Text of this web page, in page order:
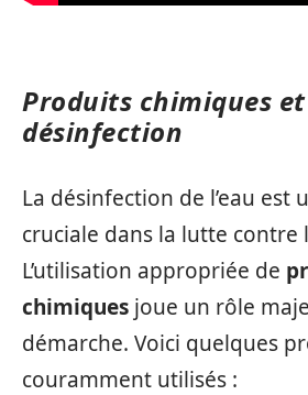
Produits chimiques et
désinfection
La désinfection de l’eau est
cruciale dans la lutte contre
L’utilisation appropriée de
chimiques joue un rôle
démarche. Voici quelques
couramment utilisés :